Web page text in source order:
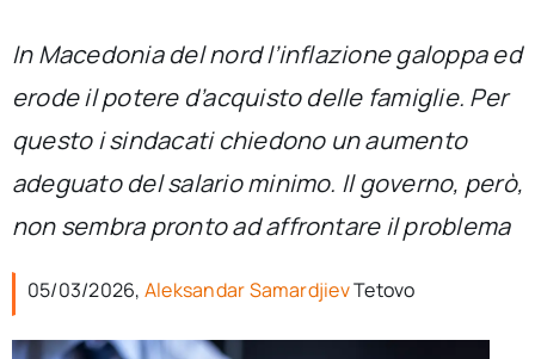
Chi siamo
per:
Ita
In Macedonia del nord l’inflazione galoppa ed
erode il potere d’acquisto delle famiglie. Per
questo i sindacati chiedono un aumento
adeguato del salario minimo. Il governo, però,
non sembra pronto ad affrontare il problema
05/03/2026, Aleksandar SamardjievTetovo